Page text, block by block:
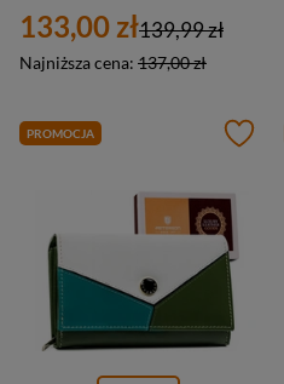
133,00 zł
Najniższa cena: 137,00 zł
139,99 zł
PROMOCJA